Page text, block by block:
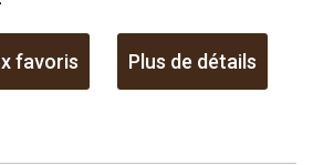
favoris Plus de détails